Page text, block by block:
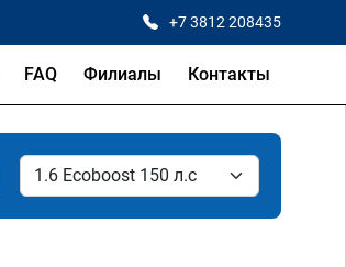
+7 3812 208435
FAQ Филиалы Контакты